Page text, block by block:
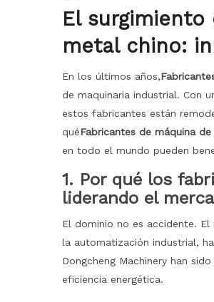
El
metal chino:
En los últimos años,
de maquinaria industrial. Con
estos fabricantes están
quéFabricantes de máquina
en todo el mundo pueden
1. Por qué los
liderando el
El dominio no es accidente.
la automatización industrial,
Dongcheng Machinery han
eficiencia energética.